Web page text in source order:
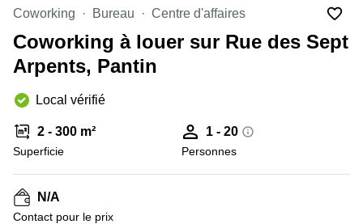
Strasbourg
d'affaires
Toulouse
Toulouse
Coworking
Nice
Centres
Lyon
Coworking Bureau Centre d'affaires
Coworking à louer sur Rue des Sept
Arpents, Pantin
Local vérifié
2 - 300 m²
Superficie
1 - 20
Personnes
N/A
Contact pour le prix